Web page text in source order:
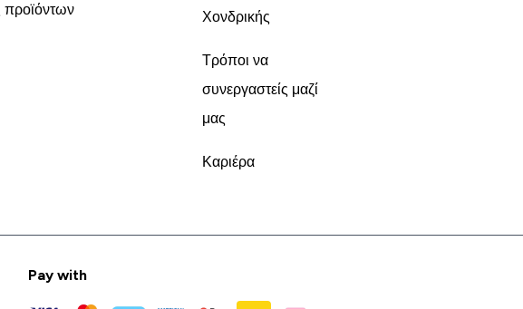
προϊόντων
Χονδρικής
Τρόποι να
συνεργαστείς μαζί
μας
Καριέρα
Pay with